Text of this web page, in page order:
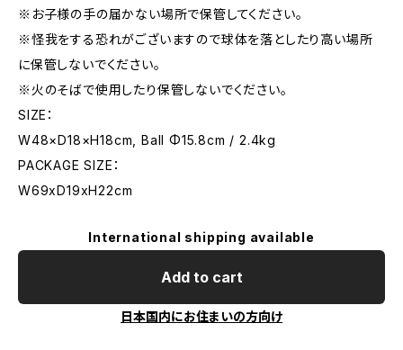
※お子様の手の届かない場所で保管してください。
※怪我をする恐れがございますので球体を落としたり高い場所
に保管しないでください。
※火のそばで使用したり保管しないでください。
SIZE：
W48×D18×H18cm, Ball Φ15.8cm / 2.4kg
PACKAGE SIZE：
W69xD19xH22cm
International shipping available
Add to cart
日本国内にお住まいの方向け